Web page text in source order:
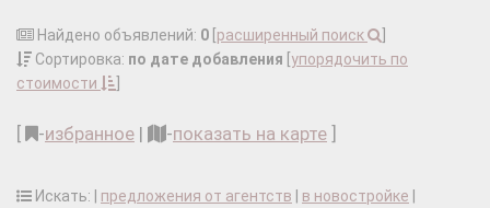
Найдено объявлений: 0 расширенный поиск
Сортировка: по дате добавления упорядочить по
стоимости
-избранное | -показать на карте
Искать: | предложения от агентств в новостройке